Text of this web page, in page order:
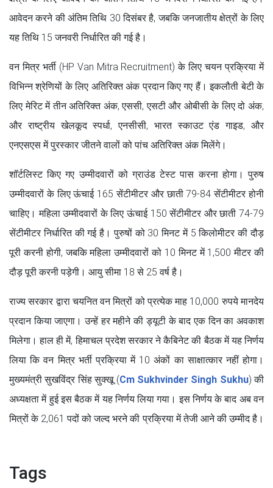
आवेदन करने की अंतिम तिथि 30 दिसंबर है, जबकि जनजातीय क्षेत्रों के लिए
यह तिथि 15 जनवरी निर्धारित की गई है।
वन मित्र भर्ती (HP Van Mitra Recruitment) के लिए चयन प्रक्रिया में
विभिन्न श्रेणियों के लिए अतिरिक्त अंक प्रदान किए गए हैं। इकलौती बेटी के
लिए मेरिट में तीन अतिरिक्त अंक, एससी, एसटी और ओबीसी के लिए दो अंक,
और राष्ट्रीय खेलकूद स्पर्धा, एनसीसी, भारत स्काउट एंड गाइड, और
एनएसएस में पुरस्कार जीतने वालों को पांच अतिरिक्त अंक मिलेंगे।
शॉर्टलिस्ट किए गए उम्मीदवारों को ग्राउंड टेस्ट पास करना होगा। पुरुष
उम्मीदवारों के लिए ऊंचाई 165 सेंटीमीटर और छाती 79-84 सेंटीमीटर होनी
चाहिए। महिला उम्मीदवारों के लिए ऊंचाई 150 सेंटीमीटर और छाती 74-79
सेंटीमीटर निर्धारित की गई है। पुरुषों को 30 मिनट में 5 किलोमीटर की दौड़
पूरी करनी होगी, जबकि महिला उम्मीदवारों को 10 मिनट में 1,500 मीटर की
दौड़ पूरी करनी पड़ेगी। आयु सीमा 18 से 25 वर्ष है।
राज्य सरकार द्वारा चयनित वन मित्रों को प्रत्येक माह 10,000 रुपये मानदेय
प्रदान किया जाएगा। उन्हें हर महीने की ड्यूटी के बाद एक दिन का अवकाश
मिलेगा। हाल ही में, हिमाचल प्रदेश सरकार ने कैबिनेट की बैठक में यह निर्णय
लिया कि वन मित्र भर्ती प्रक्रिया में 10 अंकों का साक्षात्कार नहीं होगा।
मुख्यमंत्री सुखविंद्र सिंह सुक्खू (Cm Sukhvinder Singh Sukhu) की
अध्यक्षता में हुई इस बैठक में यह निर्णय लिया गया। इस निर्णय के बाद अब वन
मित्रों के 2,061 पदों को जल्द भरने की प्रक्रिया में तेजी आने की उम्मीद है।
Tags